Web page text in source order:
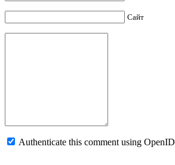
Сайт
Authenticate this comment using OpenID